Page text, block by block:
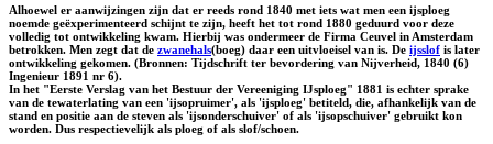
Alhoewel er aanwijzingen zijn dat er reeds rond 1840 met iets wat men een ijsploeg
noemde geëxperimenteerd schijnt te zijn, heeft het tot rond 1880 geduurd voor deze
volledig tot ontwikkeling kwam. Hierbij was ondermeer de Firma Ceuvel in Amsterdam
betrokken. Men zegt dat de zwanehals(boeg) daar een uitvloeisel van is. De ijsslof is later
ontwikkeling gekomen. (Bronnen: Tijdschrift ter bevordering van Nijverheid, 1840 (6)
Ingenieur 1891 nr 6).
In het "Eerste Verslag van het Bestuur der Vereeniging IJsploeg" 1881 is echter sprake
van de tewaterlating van een 'ijsopruimer', als 'ijsploeg' betiteld, die, afhankelijk van de
stand en positie aan de steven als 'ijsonderschuiver' of als 'ijsopschuiver' gebruikt kon
worden. Dus respectievelijk als ploeg of als slof/schoen.